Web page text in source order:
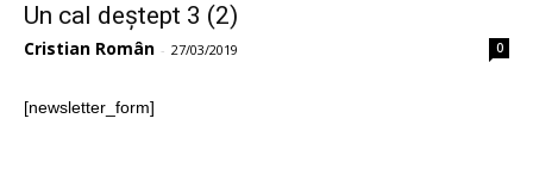
Un cal deștept 3 (2)
Cristian Român - 27/03/2019 0
[newsletter_form]